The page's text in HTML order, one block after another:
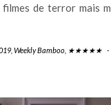
filmes de terror mais
, Weekly Bamboo ★★★★★ -